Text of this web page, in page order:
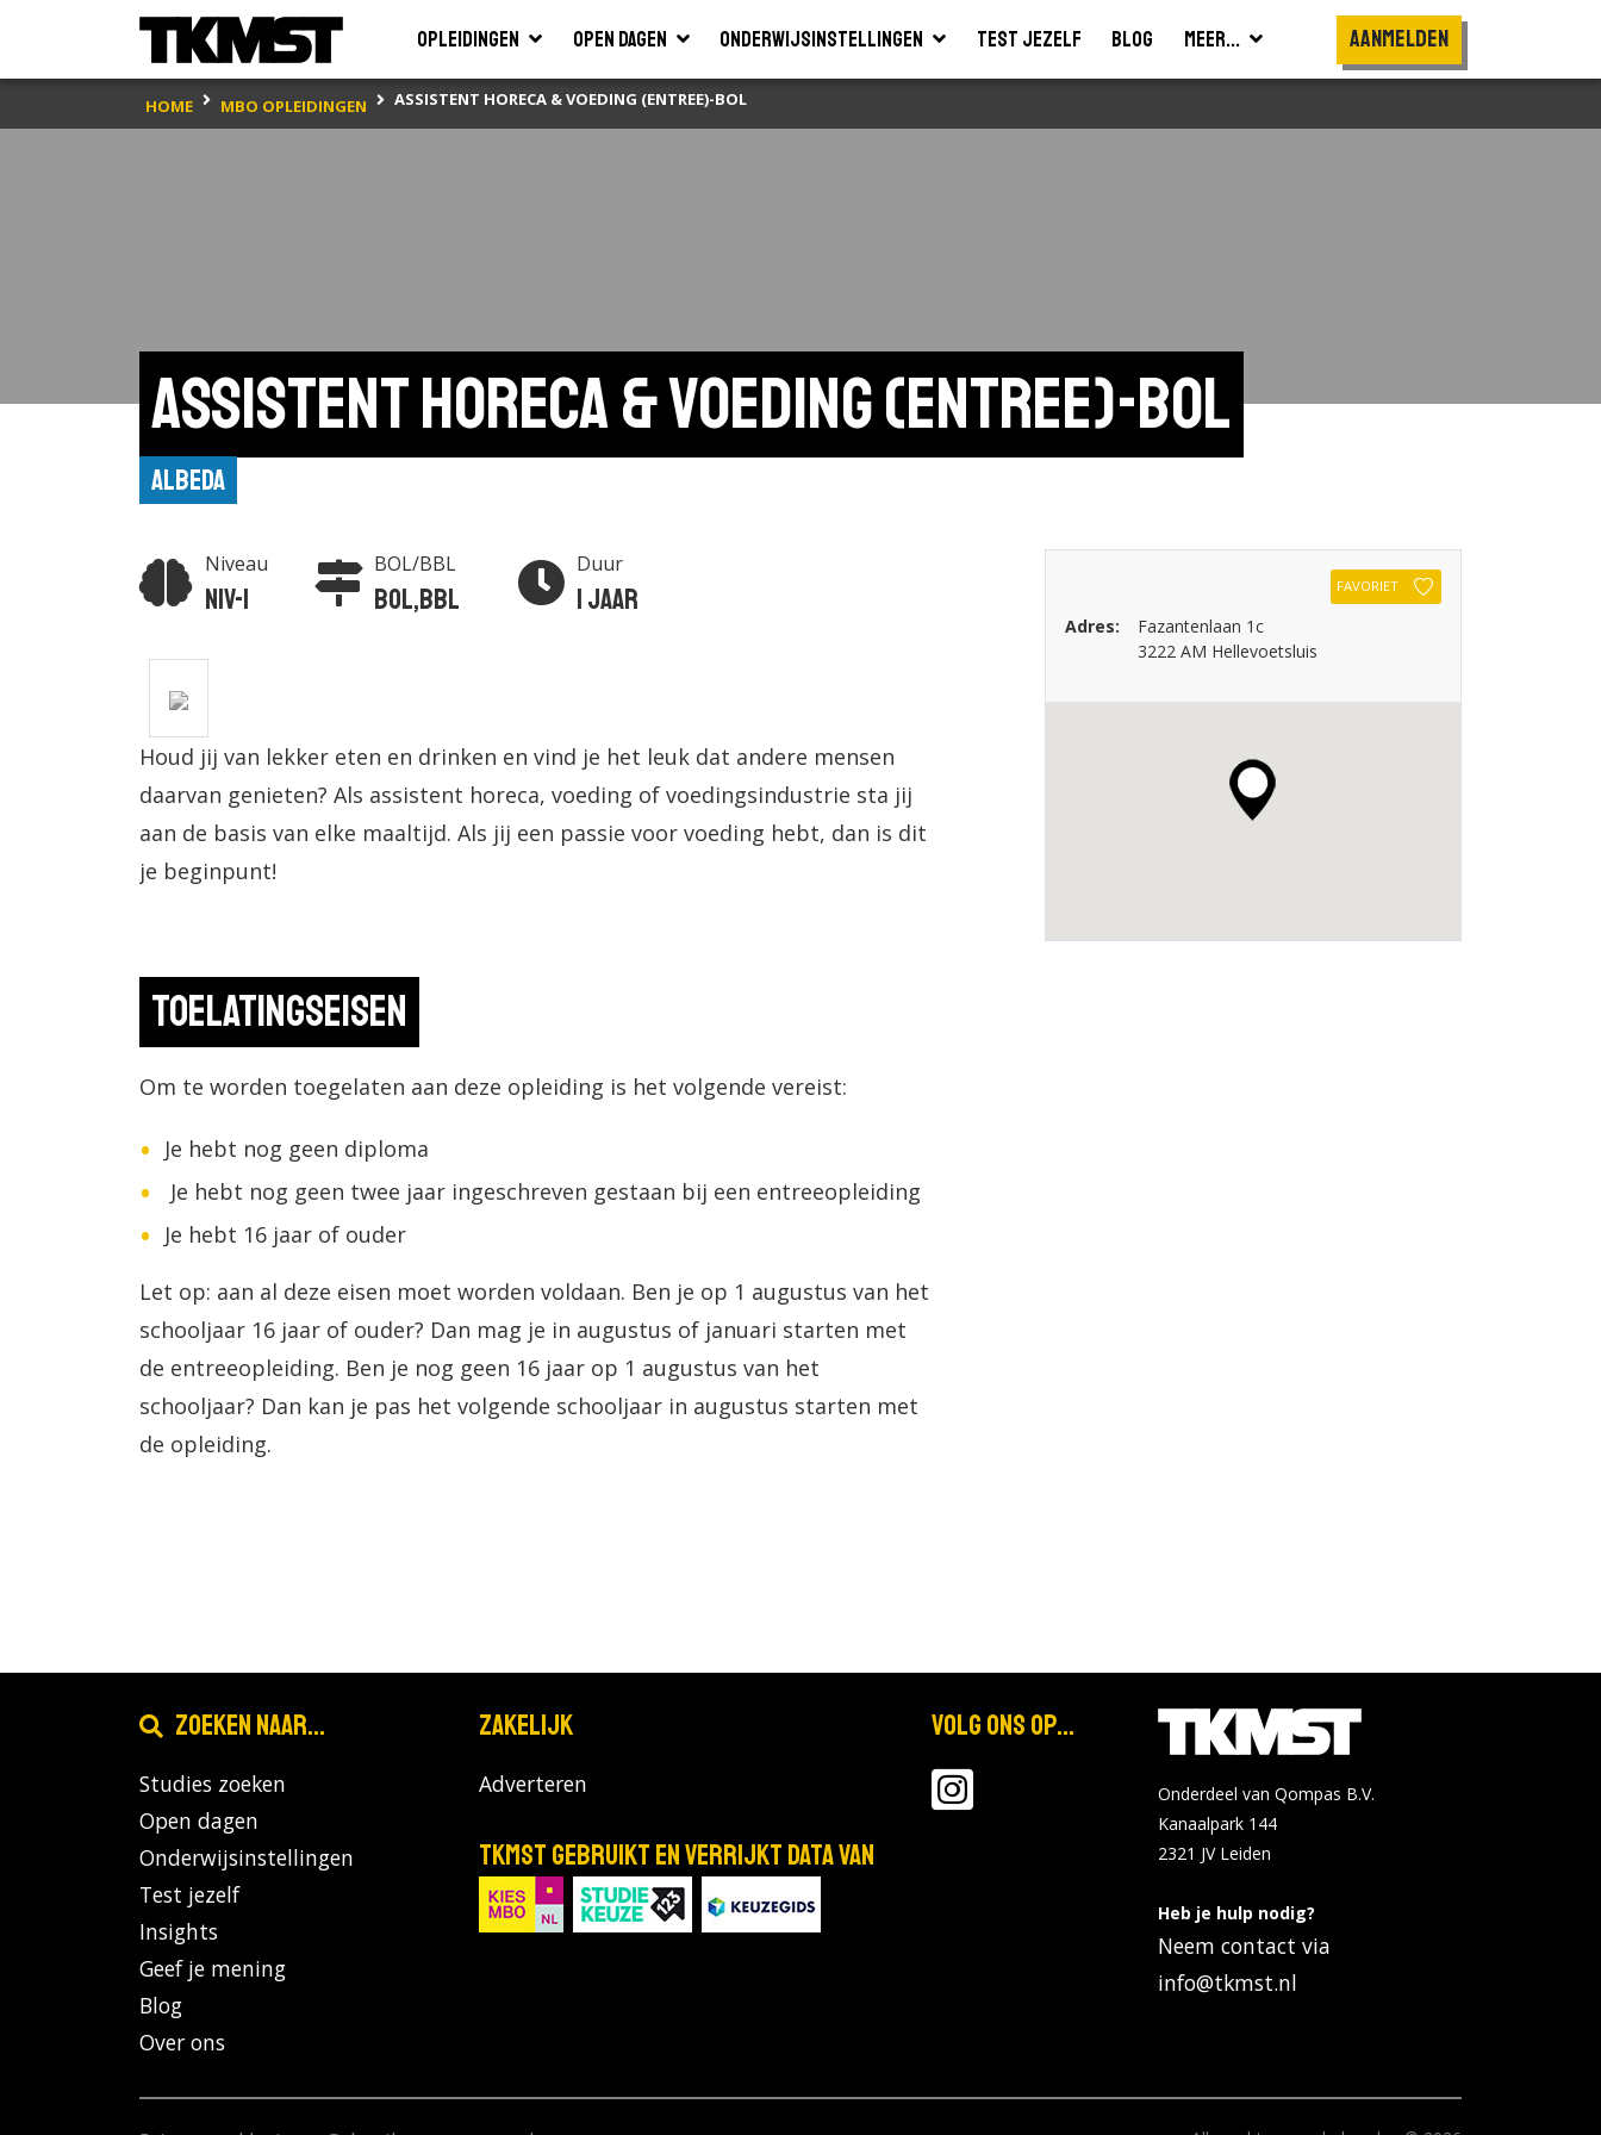
Opleidingen Open dagen Onderwijsinstellingen Test jezelf Blog Meer... Aanmelden
HOME MBO OPLEIDINGEN ASSISTENT HORECA & VOEDING (ENTREE)-BOL
Assistent horeca & voeding (entree)-bol
Albeda
Niveau
Niv-1
BOL/BBL
BOL,BBL
Duur
1 jaar
Houd jij van lekker eten en drinken en vind je het leuk dat andere mensen
daarvan genieten? Als assistent horeca, voeding of voedingsindustrie sta jij
aan de basis van elke maaltijd. Als jij een passie voor voeding hebt, dan is dit
je beginpunt!
Toelatingseisen
Om te worden toegelaten aan deze opleiding is het volgende vereist:
Je hebt nog geen diploma
Je hebt nog geen twee jaar ingeschreven gestaan bij een entreeopleiding
Je hebt 16 jaar of ouder
Let op: aan al deze eisen moet worden voldaan. Ben je op 1 augustus van het
schooljaar 16 jaar of ouder? Dan mag je in augustus of januari starten met
de entreeopleiding. Ben je nog geen 16 jaar op 1 augustus van het
schooljaar? Dan kan je pas het volgende schooljaar in augustus starten met
de opleiding.
FAVORIET
Adres:
Fazantenlaan 1c
3222 AM Hellevoetsluis
Zoeken naar...
Studies zoeken
Open dagen
Onderwijsinstellingen
Test jezelf
Insights
Geef je mening
Blog
Over ons
Zakelijk
Adverteren
TKMST gebruikt en verrijkt data van
Volg ons op...
Onderdeel van Qompas B.V.
Kanaalpark 144
2321 JV Leiden
Heb je hulp nodig?
Neem contact via
info@tkmst.nl